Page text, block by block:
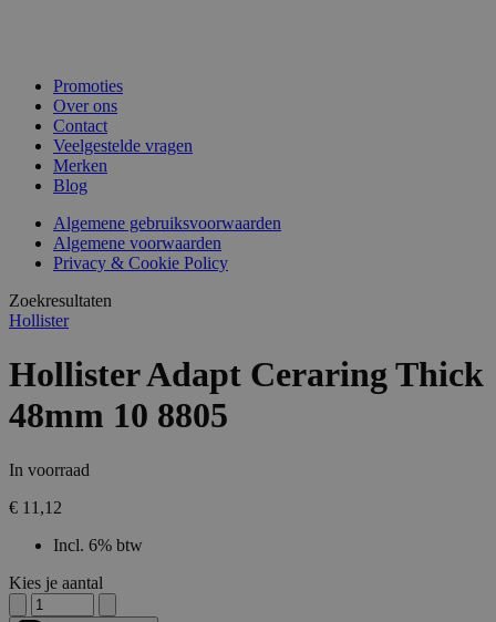
Promoties
Over ons
Contact
Veelgestelde vragen
Merken
Blog
Algemene gebruiksvoorwaarden
Algemene voorwaarden
Privacy & Cookie Policy
Zoekresultaten
Hollister
Hollister Adapt Ceraring Thick
48mm 10 8805
In voorraad
€ 11,12
Incl. 6% btw
Kies je aantal